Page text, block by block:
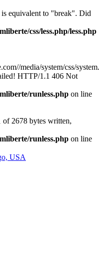
equivalent to "break". Did
css/less.php/less.php
media/system/css/
HTTP/1.1 406 Not
runless.php on line
2678 bytes written,
runless.php on line
USA